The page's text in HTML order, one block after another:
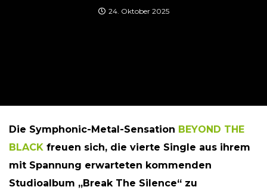
24. Oktober 2025
Die Symphonic-Metal-Sensation BEYOND THE
BLACK freuen sich, die vierte Single aus ihrem
mit Spannung erwarteten kommenden
Studioalbum „Break The Silence“ zu